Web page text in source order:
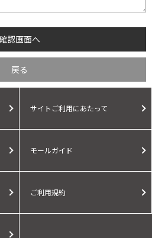
サイトご利用にあたって
モールガイド
ご利用規約